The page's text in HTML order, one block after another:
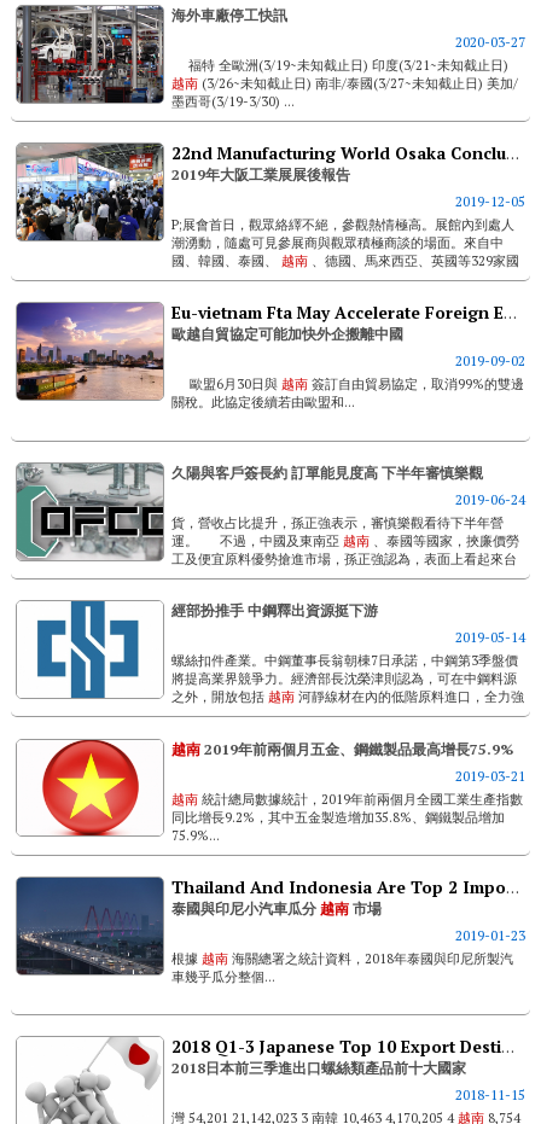
海外車廠停工快訊
2020-03-27
福特 全歐洲(3/19~未知截止日) 印度(3/21~未知截止日)
越南 (3/26~未知截止日) 南非/泰國(3/27~未知截止日) 美加/
墨西哥(3/19-3/30) ...
22nd Manufacturing World Osaka Concluded With Great Success
2019年大阪工業展展後報告
2019-12-05
P;展會首日，觀眾絡繹不絕，參觀熱情極高。展館內到處人
潮湧動，隨處可見參展商與觀眾積極商談的場面。來自中
國、韓國、泰國、
越南 、德國、馬來西亞、英國等329家國
際展商與會。展商們都給予展會極高的評價，其中很多展商
Eu-vietnam Fta May Accelerate Foreign Enterprise’ Moving Out Of China
歐越自貿協定可能加快外企搬離中國
2019-09-02
歐盟6月30日與 越南簽訂自由貿易協定，取消99%的雙邊
關稅。此協定後續若由歐盟和...
久陽與客戶簽長約 訂單能見度高 下半年審慎樂觀
2019-06-24
貨，營收占比提升，孫正強表示，審慎樂觀看待下半年營
運。 不過，中國及東南亞 越南 、泰國等國家，挾廉價勞
工及便宜原料優勢搶進市場，孫正強認為，表面上看起來台
灣螺絲業難以競爭，但實際上不然，主要是海外設廠...
經部扮推手 中鋼釋出資源挺下游
2019-05-14
螺絲扣件產業。中鋼董事長翁朝棟7日承諾，中鋼第3季盤價
將提高業界競爭力。經濟部長沈榮津則認為，可在中鋼料源
之外，開放包括 越南河靜線材在內的低階原料進口，全力強
化國內螺絲業發展。沈榮津出席「協助扣件業提升競爭力與
越南2019年前兩個月五金、鋼鐵製品最高增長75.9%
2019-03-21
越南統計總局數據統計，2019年前兩個月全國工業生產指數
同比增長9.2%，其中五金製造增加35.8%、鋼鐵製品增加
75.9%...
Thailand And Indonesia Are Top 2 Import Origins In Vietnam's Car Market
泰國與印尼小汽車瓜分越南市場
2019-01-23
根據 越南海關總署之統計資料，2018年泰國與印尼所製汽
車幾乎瓜分整個...
2018 Q1-3 Japanese Top 10 Export Destinations & Import Origins
2018日本前三季進出口螺絲類產品前十大國家
2018-11-15
灣 54,201 21,142,023 3 南韓 10,463 4,170,205 4越南 8,754